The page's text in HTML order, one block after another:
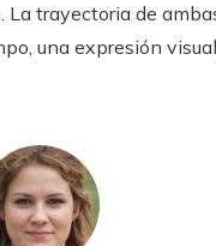
trayectoria de
una expresión